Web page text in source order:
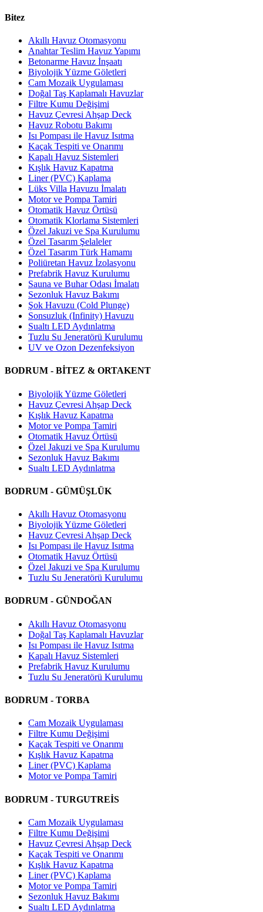
Bitez
Akıllı Havuz Otomasyonu
Anahtar Teslim Havuz Yapımı
Betonarme Havuz İnşaatı
Biyolojik Yüzme Göletleri
Cam Mozaik Uygulaması
Doğal Taş Kaplamalı Havuzlar
Filtre Kumu Değişimi
Havuz Çevresi Ahşap Deck
Havuz Robotu Bakımı
Isı Pompası ile Havuz Isıtma
Kaçak Tespiti ve Onarımı
Kapalı Havuz Sistemleri
Kışlık Havuz Kapatma
Liner (PVC) Kaplama
Lüks Villa Havuzu İmalatı
Motor ve Pompa Tamiri
Otomatik Havuz Örtüsü
Otomatik Klorlama Sistemleri
Özel Jakuzi ve Spa Kurulumu
Özel Tasarım Şelaleler
Özel Tasarım Türk Hamamı
Poliüretan Havuz İzolasyonu
Prefabrik Havuz Kurulumu
Sauna ve Buhar Odası İmalatı
Sezonluk Havuz Bakımı
Şok Havuzu (Cold Plunge)
Sonsuzluk (Infinity) Havuzu
Sualtı LED Aydınlatma
Tuzlu Su Jeneratörü Kurulumu
UV ve Ozon Dezenfeksiyon
BODRUM - BİTEZ & ORTAKENT
Biyolojik Yüzme Göletleri
Havuz Çevresi Ahşap Deck
Kışlık Havuz Kapatma
Motor ve Pompa Tamiri
Otomatik Havuz Örtüsü
Özel Jakuzi ve Spa Kurulumu
Sezonluk Havuz Bakımı
Sualtı LED Aydınlatma
BODRUM - GÜMÜŞLÜK
Akıllı Havuz Otomasyonu
Biyolojik Yüzme Göletleri
Havuz Çevresi Ahşap Deck
Isı Pompası ile Havuz Isıtma
Otomatik Havuz Örtüsü
Özel Jakuzi ve Spa Kurulumu
Tuzlu Su Jeneratörü Kurulumu
BODRUM - GÜNDOĞAN
Akıllı Havuz Otomasyonu
Doğal Taş Kaplamalı Havuzlar
Isı Pompası ile Havuz Isıtma
Kapalı Havuz Sistemleri
Prefabrik Havuz Kurulumu
Tuzlu Su Jeneratörü Kurulumu
BODRUM - TORBA
Cam Mozaik Uygulaması
Filtre Kumu Değişimi
Kaçak Tespiti ve Onarımı
Kışlık Havuz Kapatma
Liner (PVC) Kaplama
Motor ve Pompa Tamiri
BODRUM - TURGUTREİS
Cam Mozaik Uygulaması
Filtre Kumu Değişimi
Havuz Çevresi Ahşap Deck
Kaçak Tespiti ve Onarımı
Kışlık Havuz Kapatma
Liner (PVC) Kaplama
Motor ve Pompa Tamiri
Sezonluk Havuz Bakımı
Sualtı LED Aydınlatma